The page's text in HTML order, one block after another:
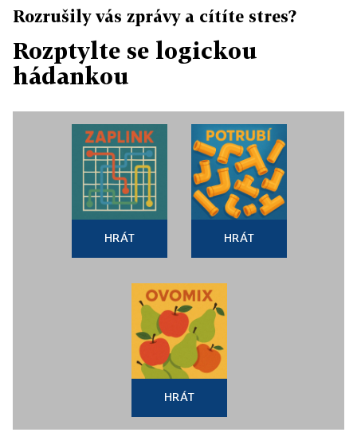
Rozrušily vás zprávy a cítíte stres?
Rozptylte se logickou
hádankou
HRÁT HRÁT
HRÁT